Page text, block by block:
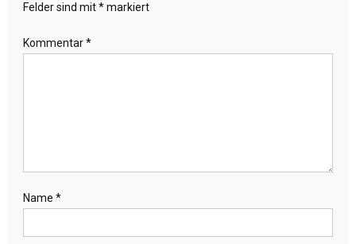
Felder sind mit*markiert
Kommentar*
Name *